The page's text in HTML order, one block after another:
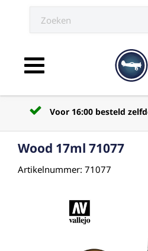
Toggle navigation
Voor 16:00 besteld
Wood 17ml 71077
Artikelnummer: 71077